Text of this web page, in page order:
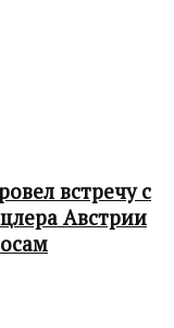
встречу с
Австрии